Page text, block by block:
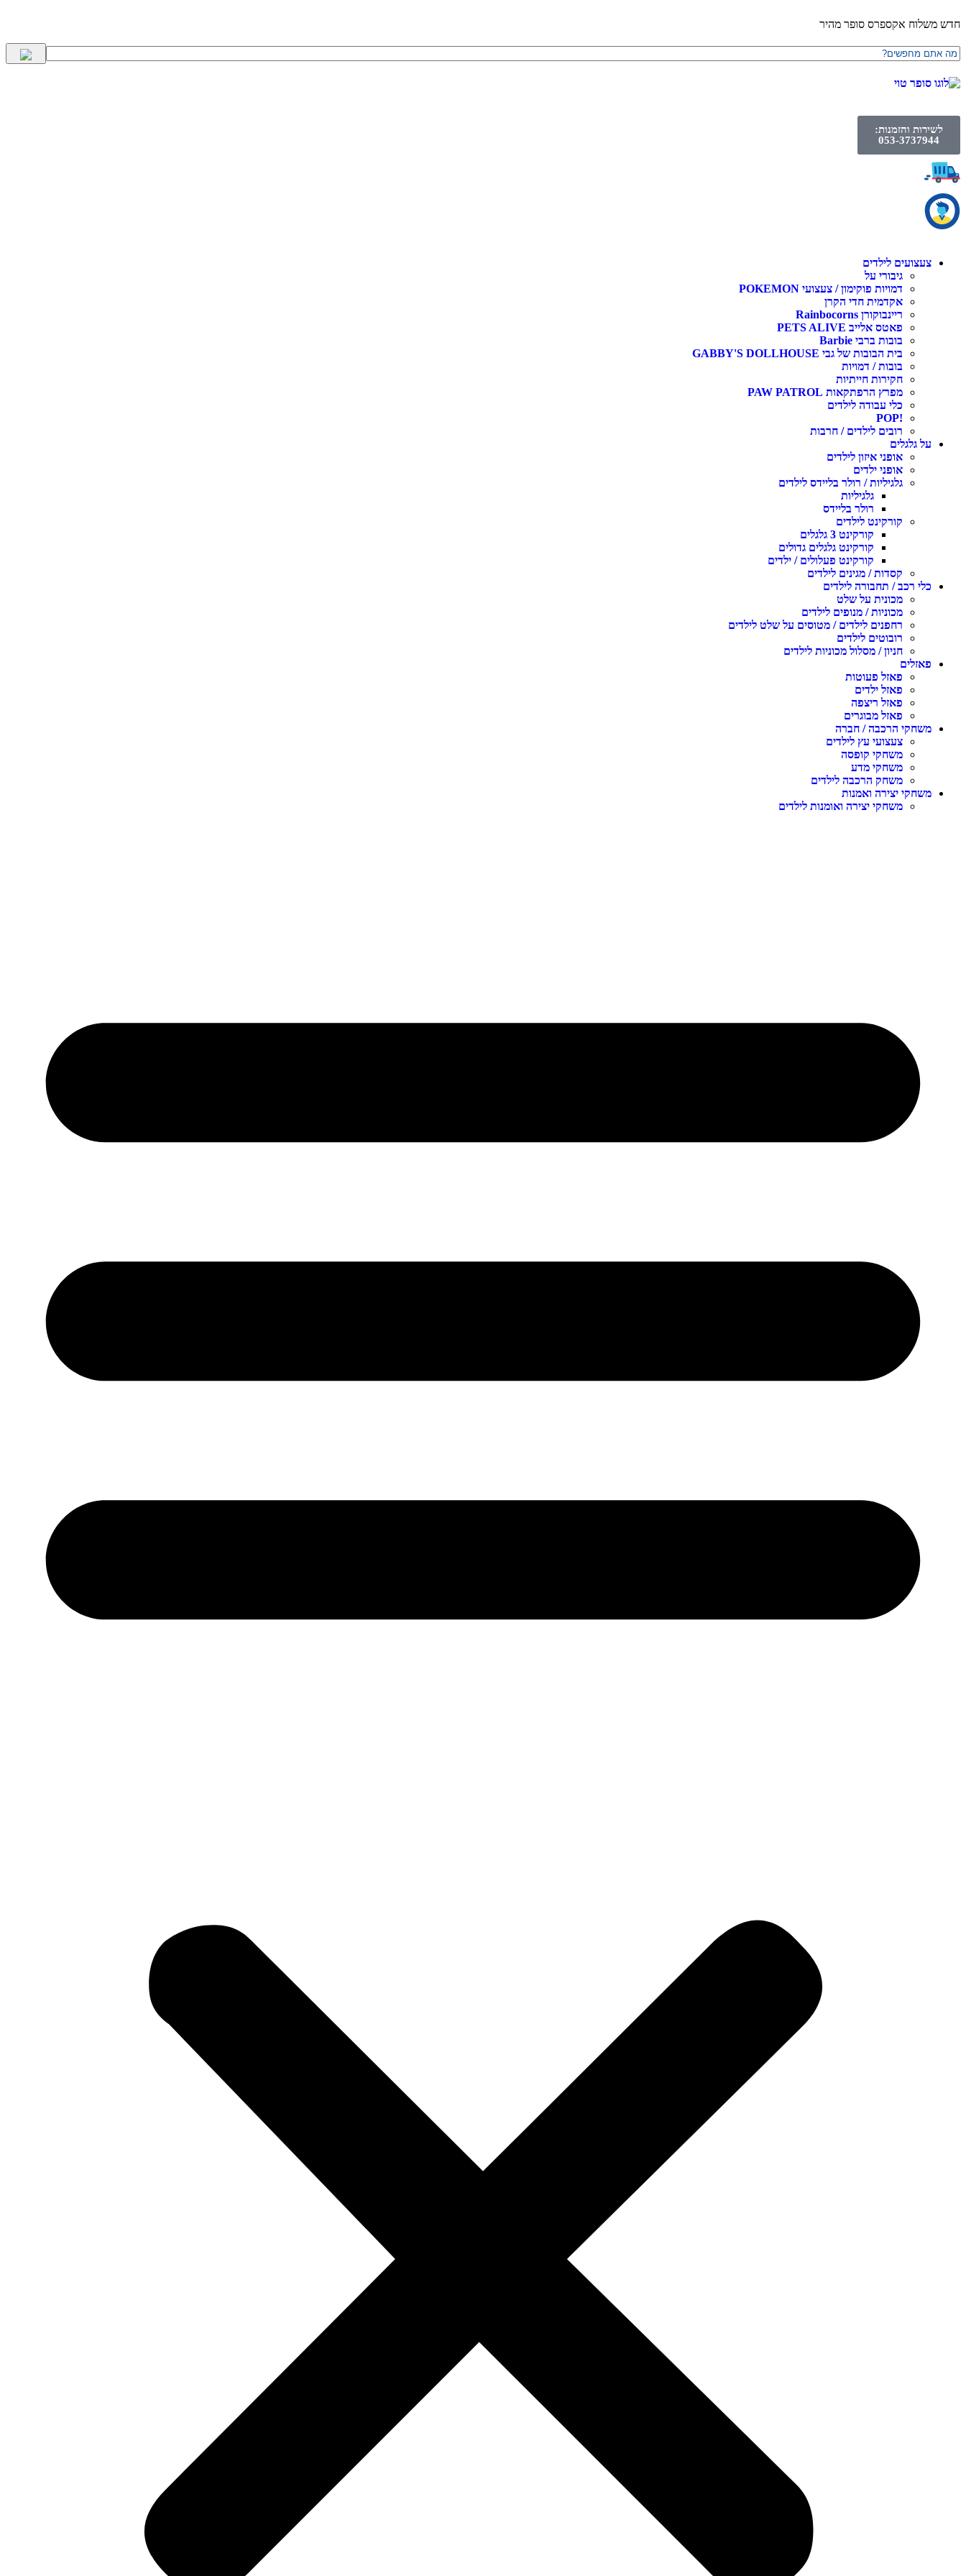
חדש משלוח אקספרס סופר מהיר
לשירות והזמנות:
053-3737944
צעצועים לילדים
גיבורי על
דמויות פוקימון / צעצועי POKEMON
אקדמית חדי הקרן
ריינבוקורן Rainbocorns
פאטס אלייב PETS ALIVE
בובות ברבי Barbie
בית הבובות של גבי GABBY'S DOLLHOUSE
בובות / דמויות
חקירות חייתיות
מפרץ הרפתקאות PAW PATROL
כלי עבודה לילדים
!POP
רובים לילדים / חרבות
על גלגלים
אופני איזון לילדים
אופני ילדים
גלגיליות / רולר בליידס לילדים
גלגיליות
רולר בליידס
קורקינט לילדים
קורקינט 3 גלגלים
קורקינט גלגלים גדולים
קורקינט פעלולים / ילדים
קסדות / מגינים לילדים
כלי רכב / תחבורה לילדים
מכונית על שלט
מכוניות / מנופים לילדים
רחפנים לילדים / מטוסים על שלט לילדים
רובוטים לילדים
חניון / מסלול מכוניות לילדים
פאזלים
פאזל פעוטות
פאזל ילדים
פאזל ריצפה
פאזל מבוגרים
משחקי הרכבה / חברה
צעצועי עץ לילדים
משחקי קופסה
משחקי מדע
משחק הרכבה לילדים
משחקי יצירה ואמנות
משחקי יצירה ואומנות לילדים